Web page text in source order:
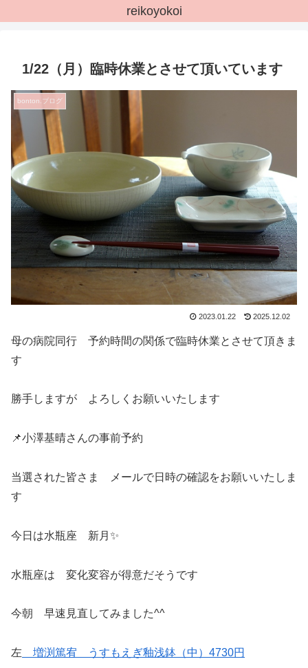
reikoyokoi
1/22（月）臨時休業とさせて頂いています
bonton.ブログ
2023.01.22 2025.12.02
母の病院同行 予約時間の関係で臨時休業とさせて頂きま
す
勝手しますが よろしくお願いいたします
📌小澤基晴さんの事前予約
当選された皆さま メールで日時の確認をお願いいたしま
す
今日は水瓶座 新月✨
水瓶座は 変化変容が得意だそうです
今朝 早速見直してみました^^
左 増渕篤宥 うすもえぎ釉浅鉢（中）4730円